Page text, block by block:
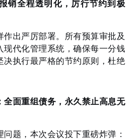
销全程透明化，厉行节约到极
出严厉部署。所有预算审批及
现代化管理系统，确保每一分钱
决执行最严格的节约原则，杜绝
全面重组债务，永久禁止高息无
题，本次会议投下重磅炸弹：